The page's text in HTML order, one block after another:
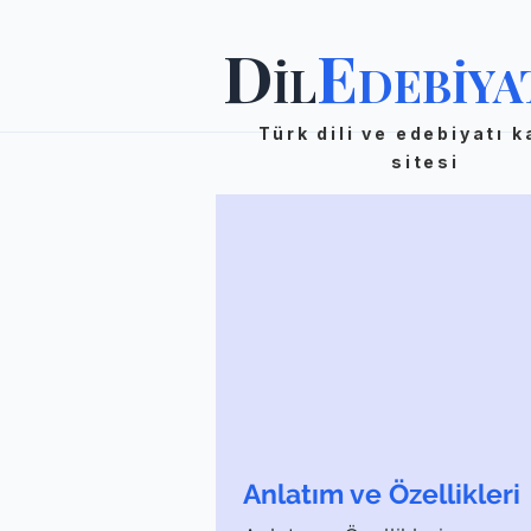
DİLE
Türk dili ve edebiyatı
sitesi
Anlatım ve Özellikleri